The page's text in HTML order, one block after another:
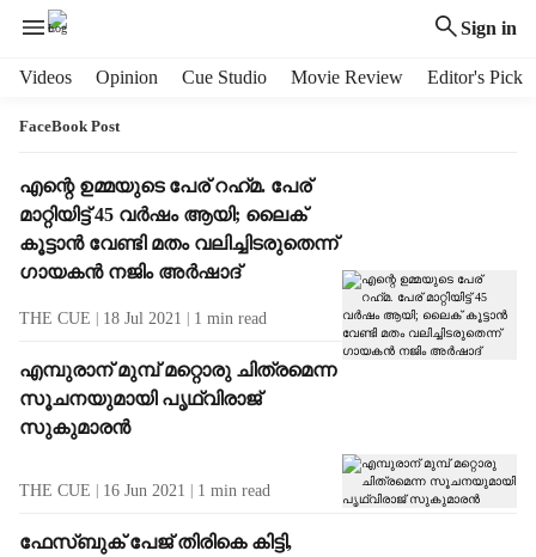
Sign in
Videos Opinion Cue Studio Movie Review Editor's Pick
FaceBook Post
T
a
g
R
s
l
t
s
എന്റെ ഉമ്മയുടെ പേര് റഹ്‌മ. പേര്
മാറ്റിയിട്ട് 45 വര്‍ഷം ആയി; ലൈക്
കൂട്ടാന്‍ വേണ്ടി മതം വലിച്ചിടരുതെന്ന്
ഗായകൻ നജിം അർഷാദ്
THE CUE 18 Jul 2021 1 min read
എമ്പുരാന് മുമ്പ് മറ്റൊരു ചിത്രമെന്ന
സൂചനയുമായി പൃഥ്വിരാജ്
സുകുമാരന്‍
THE CUE 16 Jun 2021 1 min read
ഫേസ്ബുക് പേജ് തിരികെ കിട്ടി,